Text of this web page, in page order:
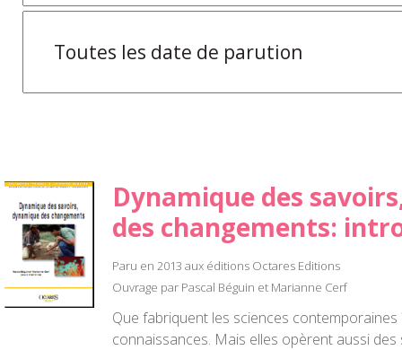
Dynamique des
des changements:
Paru en 2013 aux éditions Octares Editions
Ouvrage par Pascal Béguin et Marianne Cerf
Que fabriquent les sciences contemporaines
connaissances. Mais elles opèrent aussi